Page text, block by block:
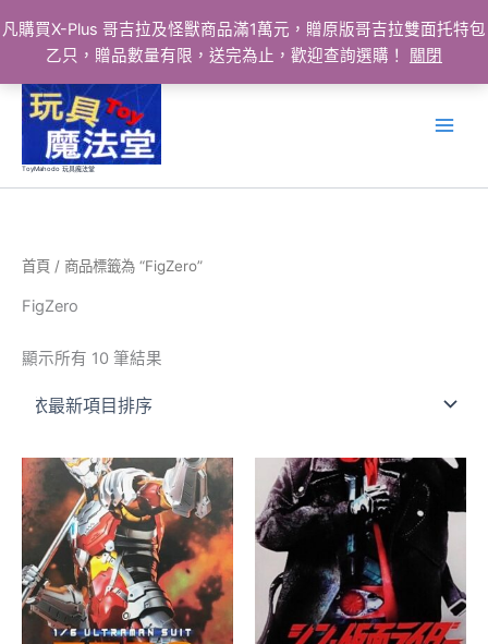
凡購買X-Plus 哥吉拉及怪獸商品滿1萬元，贈原版哥吉拉雙面托特包
乙只，贈品數量有限，送完為止，歡迎查詢選購！
關閉
ToyMahodo 玩具魔法堂
首頁 / 商品標籤為 “FigZero”
FigZero
顯示所有 10 筆結果